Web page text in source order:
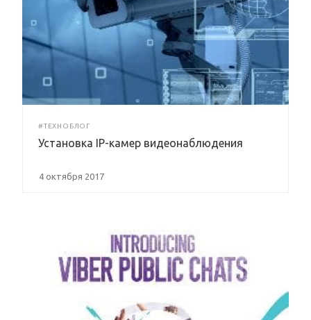
#ТЕХНОБЛОГ
Установка IP-камер видеонаблюдения
4 октября 2017